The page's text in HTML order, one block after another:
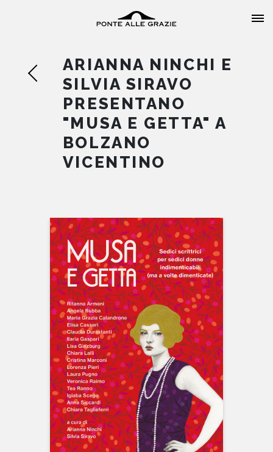
HOME
CHI SIAMO
AUTORI
EVENTI
NEWS
CONTATTI
ARIANNA NINCHI E
SILVIA SIRAVO
PRESENTANO
"MUSA E GETTA" A
BOLZANO
VICENTINO